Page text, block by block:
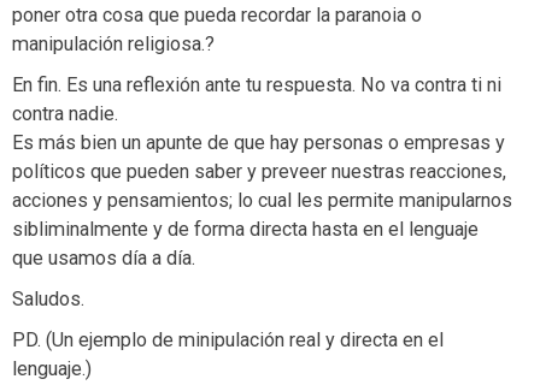
poner otra cosa que pueda recordar la paranoia o
manipulación religiosa.?
En fin. Es una reflexión ante tu respuesta. No va contra ti ni
contra nadie.
Es más bien un apunte de que hay personas o empresas y
políticos que pueden saber y preveer nuestras reacciones,
acciones y pensamientos; lo cual les permite manipularnos
sibliminalmente y de forma directa hasta en el lenguaje
que usamos día a día.
Saludos.
PD. (Un ejemplo de minipulación real y directa en el
lenguaje.)